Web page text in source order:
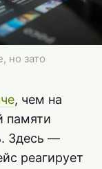
но зато
, чем на
памяти
Здесь —
реагирует